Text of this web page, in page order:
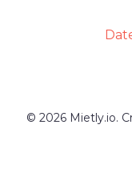
© 2026 Mietly.io.